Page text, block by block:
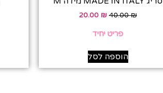
40.00₪
20.00 ₪
פריט יחיד
הוספה לסל